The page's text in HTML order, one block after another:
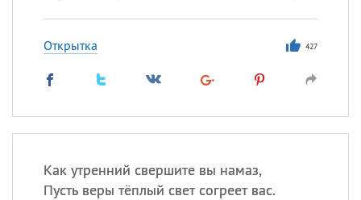
Открытка 427
Как утренний свершите вы намаз,
Пусть веры тёплый свет согреет вас.